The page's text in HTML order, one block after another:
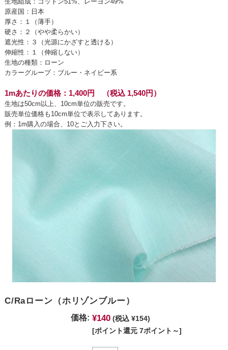
原産国：日本
厚さ：１（薄手）
硬さ：２（やや柔らかい）
遮光性：３（光源にかざすと透ける）
伸縮性：１（伸縮しない）
生地の種類：ローン
カラーグループ：ブルー・ネイビー系
1mあたりの価格：1,400円 （税込 1,540円）
生地は50cm以上、10cm単位の販売です。
販売単位価格も10cm単位で表示してあります。
例：1m購入の場合、10とご入力下さい。
C/Raローン（ホリゾンブルー）
価格: ¥140 (税込 ¥154)
[ポイント還元 7ポイント～]